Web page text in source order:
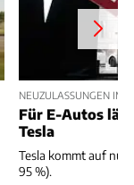
NEUZULASSUNGEN IM
Für E-Autos
Tesla
Tesla kommt auf nur
95 %).